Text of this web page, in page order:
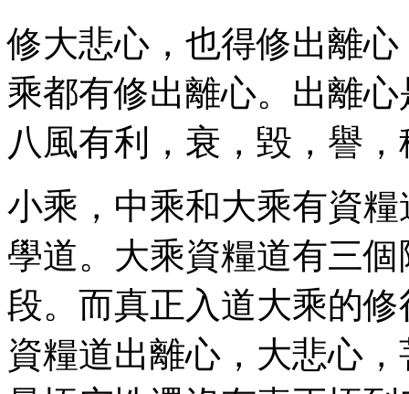
修大悲心，也得修出離
乘都有修出離心。出離
八風有利，衰，毀，譽
小乘，中乘和大乘有資
學道。大乘資糧道有三
段。而真正入道大乘的
資糧道出離心，大悲心